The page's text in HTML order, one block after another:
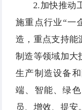
2.加快推动
施重点行业“一
造，重点支持能
制造等领域加大
生产制造设备
端、智能、绿
员、增效、提安